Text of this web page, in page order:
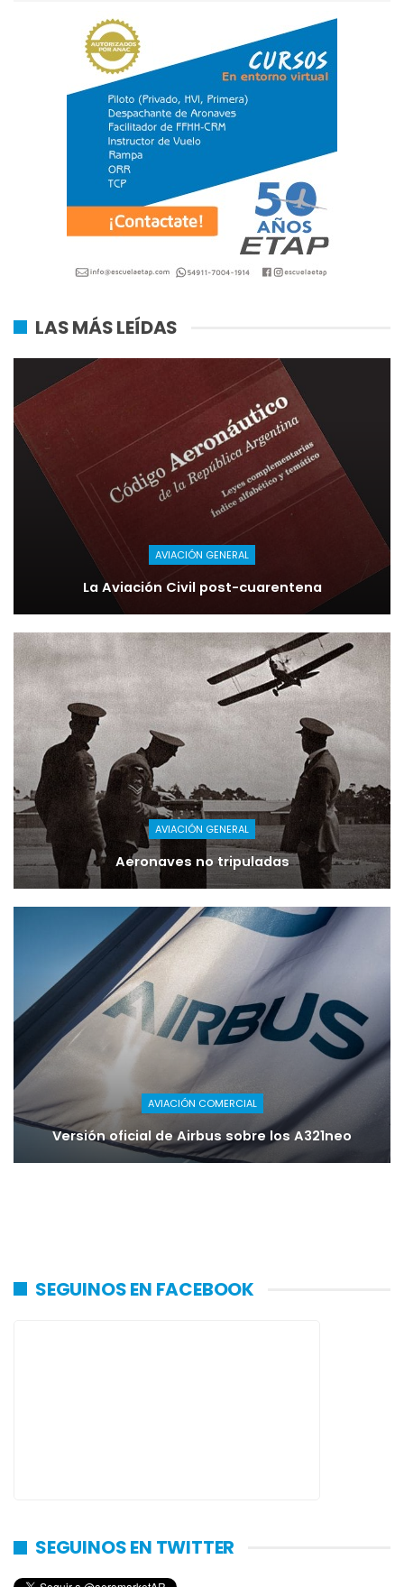
LAS MÁS LEÍDAS
AVIACIÓN GENERAL
La Aviación Civil post-cuarentena
AVIACIÓN GENERAL
Aeronaves no tripuladas
AVIACIÓN COMERCIAL
Versión oficial de Airbus sobre los A321neo
SEGUINOS EN FACEBOOK
SEGUINOS EN TWITTER